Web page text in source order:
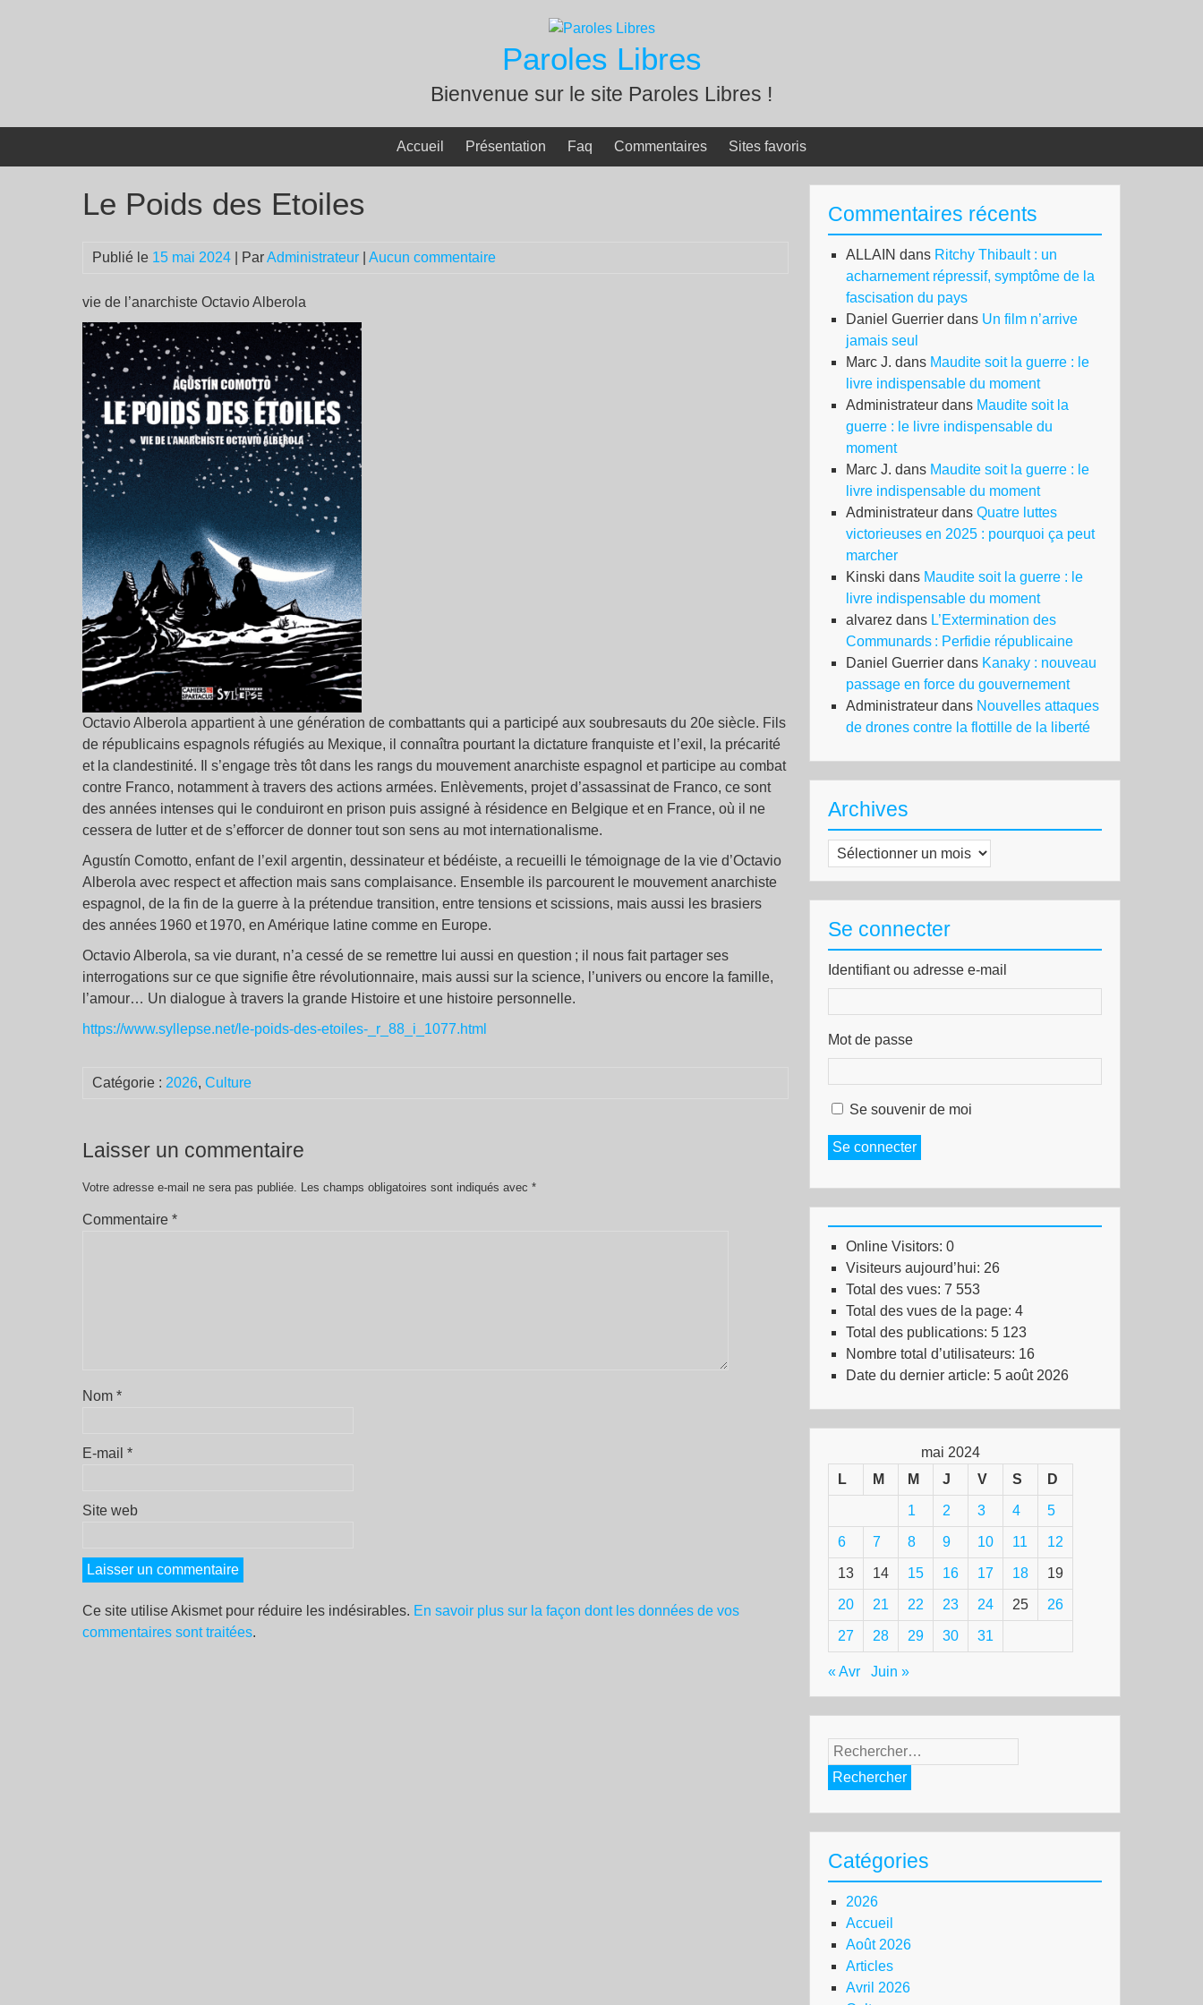
Paroles Libres
Bienvenue sur le site Paroles Libres !
Accueil Présentation Faq Commentaires Sites favoris
Le Poids des Etoiles
Publié le 15 mai 2024 | ParAdministrateur Aucun commentaire
vie de l’anarchiste Octavio Alberola
Octavio Alberola appartient à une génération de combattants qui a participé aux soubresauts du 20e siècle. Fils
de républicains espagnols réfugiés au Mexique, il connaîtra pourtant la dictature franquiste et l’exil, la précarité
et la clandestinité. Il s’engage très tôt dans les rangs du mouvement anarchiste espagnol et participe au combat
contre Franco, notamment à travers des actions armées. Enlèvements, projet d’assassinat de Franco, ce sont
des années intenses qui le conduiront en prison puis assigné à résidence en Belgique et en France, où il ne
cessera de lutter et de s’efforcer de donner tout son sens au mot internationalisme.
Agustín Comotto, enfant de l’exil argentin, dessinateur et bédéiste, a recueilli le témoignage de la vie d’Octavio
Alberola avec respect et affection mais sans complaisance. Ensemble ils parcourent le mouvement anarchiste
espagnol, de la fin de la guerre à la prétendue transition, entre tensions et scissions, mais aussi les brasiers
des années 1960 et 1970, en Amérique latine comme en Europe.
Octavio Alberola, sa vie durant, n’a cessé de se remettre lui aussi en question ; il nous fait partager ses
interrogations sur ce que signifie être révolutionnaire, mais aussi sur la science, l’univers ou encore la famille,
l’amour… Un dialogue à travers la grande Histoire et une histoire personnelle.
https://www.syllepse.net/le-poids-des-etoiles-_r_88_i_1077.html
Catégorie : 2026, Culture
Laisser un commentaire
Votre adresse e-mail ne sera pas publiée. Les champs obligatoires sont indiqués avec *
Commentaire *
Nom *
E-mail *
Site web
Ce site utilise Akismet pour réduire les indésirables. En savoir plus sur la façon dont les données de vos
commentaires sont traitées.
Commentaires récents
ALLAIN dans Ritchy Thibault : un
acharnement répressif, symptôme de la
fascisation du pays
Daniel Guerrier dans Un film n’arrive
jamais seul
Marc J. dans Maudite soit la guerre : le
livre indispensable du moment
Administrateur dans Maudite soit la
guerre : le livre indispensable du
moment
Marc J. dans Maudite soit la guerre : le
livre indispensable du moment
Administrateur dans Quatre luttes
victorieuses en 2025 : pourquoi ça peut
marcher
Kinski dans Maudite soit la guerre : le
livre indispensable du moment
alvarez dans L’Extermination des
Communards : Perfidie républicaine
Daniel Guerrier dans Kanaky : nouveau
passage en force du gouvernement
Administrateur dans Nouvelles attaques
de drones contre la flottille de la liberté
Archives
Archives
Se connecter
Identifiant ou adresse e-mail
Mot de passe
Se souvenir de moi
Se connecter
Online Visitors: 0
Visiteurs aujourd’hui: 26
Total des vues: 7 553
Total des vues de la page: 4
Total des publications: 5 123
Nombre total d’utilisateurs: 16
Date du dernier article: 5 août 2026
mai 2024
L
M M J V S D
1 2 3 4 5
6 7 8 9 10 11 12
13 14 15 16 17 18 19
20 21 22 23 24 25 26
27 28 29 30 31
« Avr Juin »
Rechercher :
Catégories
2026
Accueil
Août 2026
Articles
Avril 2026